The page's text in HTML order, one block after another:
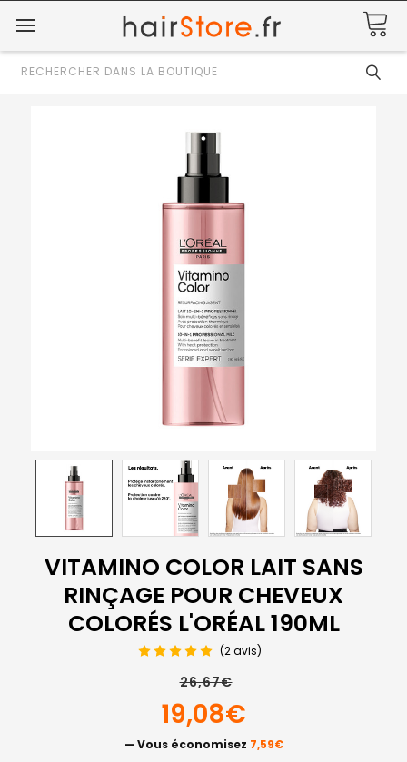
Rechercher
VITAMINO COLOR LAIT SANS
RINÇAGE POUR CHEVEUX
COLORÉS L'ORÉAL 190ML
(2 avis)
26,67€
19,08€
— Vous économisez 7,59€